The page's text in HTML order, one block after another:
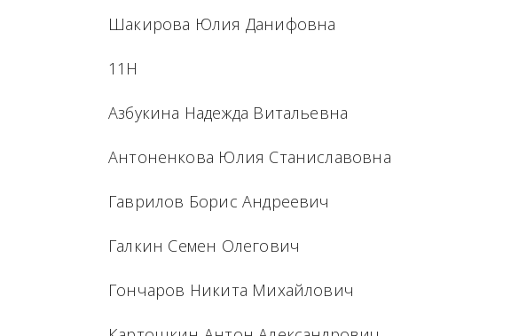
Шакирова Юлия Данифовна
11Н
Азбукина Надежда Витальевна
Антоненкова Юлия Станиславовна
Гаврилов Борис Андреевич
Галкин Семен Олегович
Гончаров Никита Михайлович